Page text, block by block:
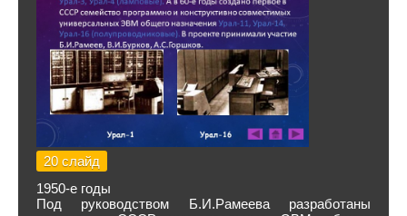
20 слайд
1950-е годы
Под руководством Б.И.Рамеева разработаны